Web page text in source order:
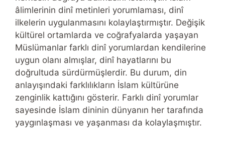
âlimlerinin dinî metinleri yorumlaması, dinî
ilkelerin uygulanmasını kolaylaştırmıştır. Değişik
kültürel ortamlarda ve coğrafyalarda yaşayan
Müslümanlar farklı dinî yorumlardan kendilerine
uygun olanı almışlar, dinî hayatlarını bu
doğrultuda sürdürmüşlerdir. Bu durum, din
anlayışındaki farklılıkların İslam kültürüne
zenginlik kattığını gösterir. Farklı dinî yorumlar
sayesinde İslam dininin dünyanın her tarafında
yaygınlaşması ve yaşanması da kolaylaşmıştır.